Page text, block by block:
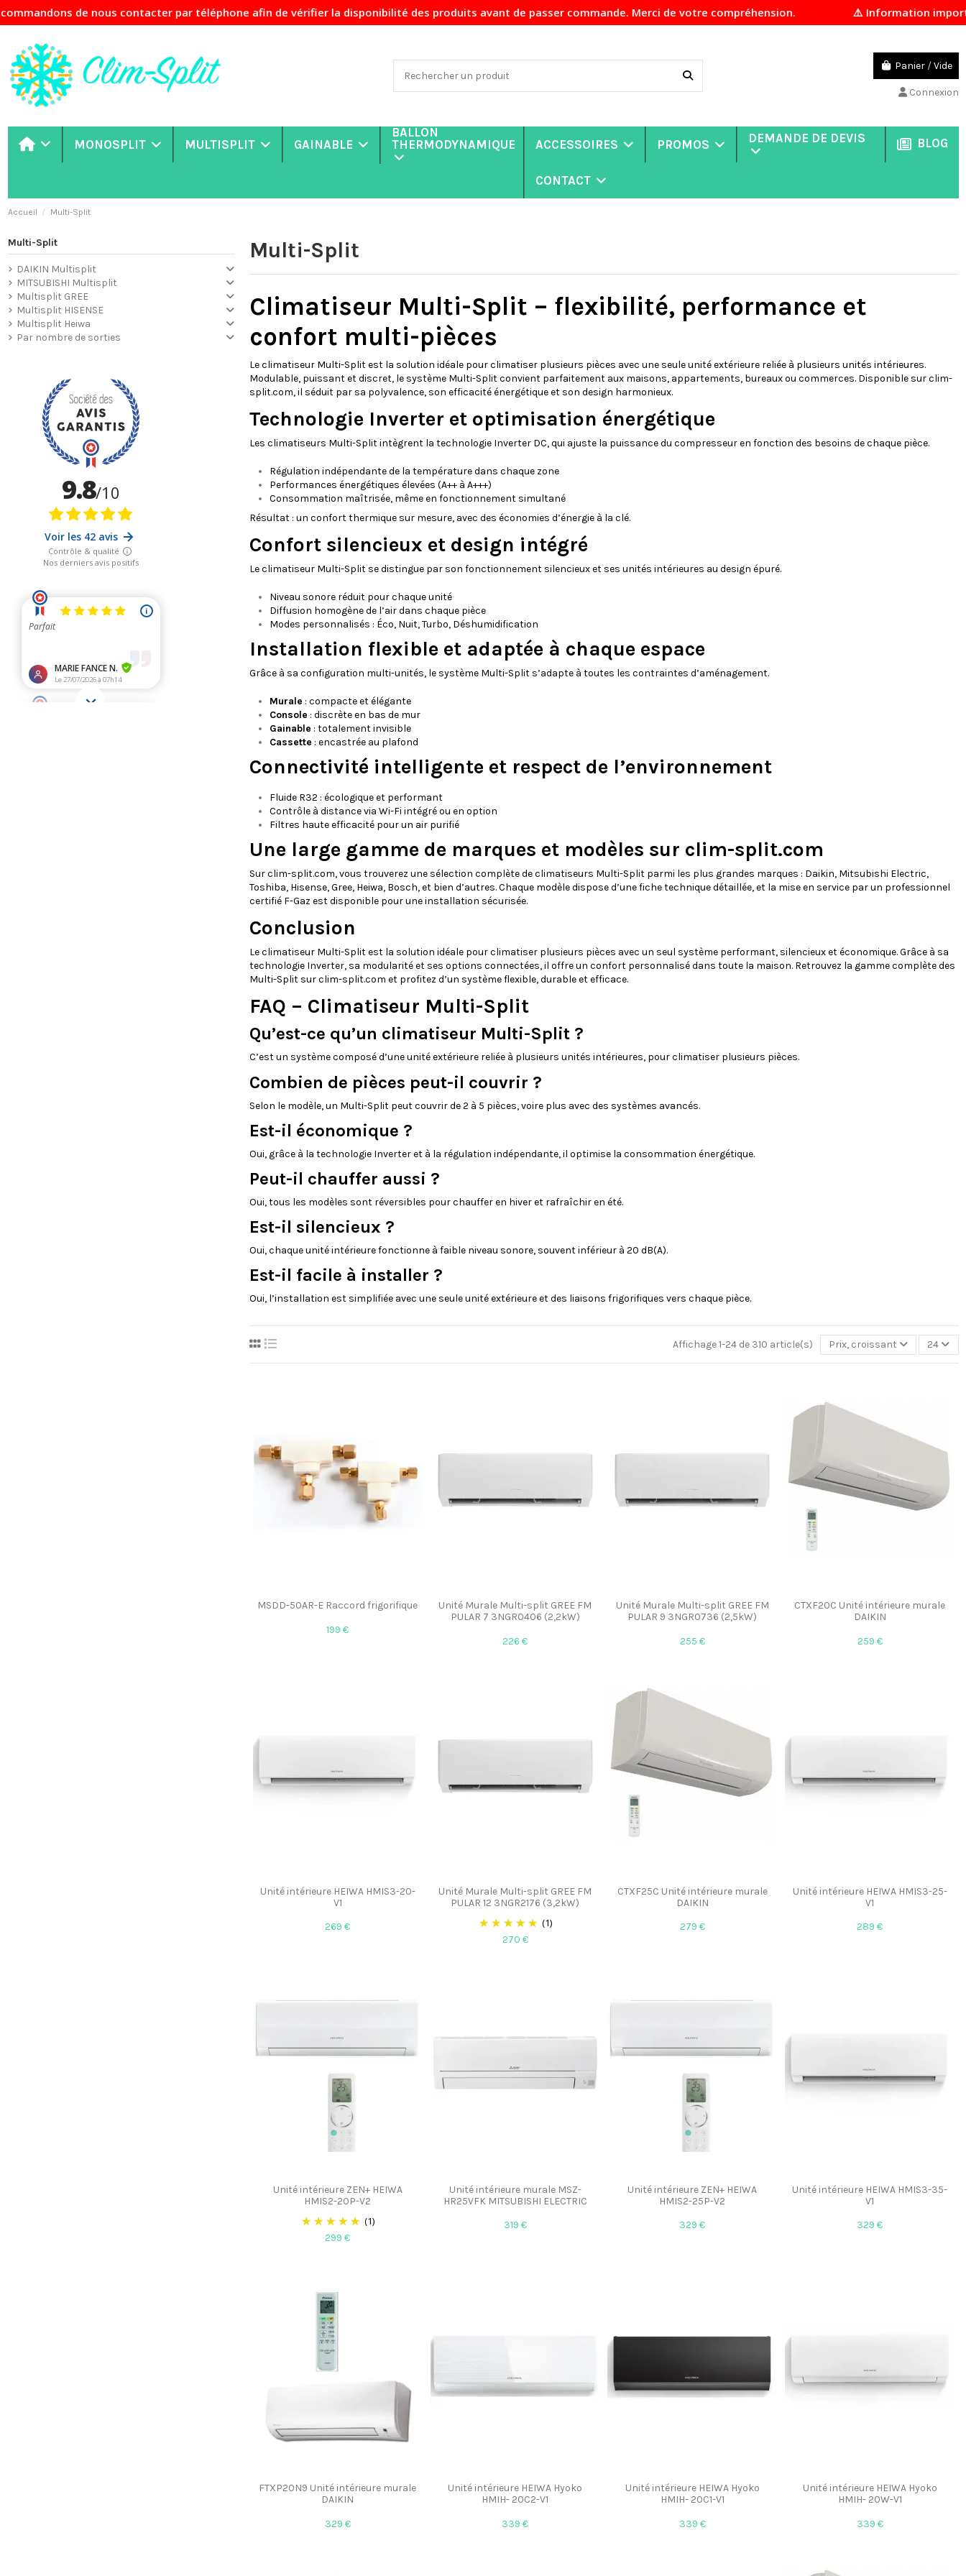
nous contacter par téléphone afin de vérifier la disponibilité des produits avant de passer commande. Merci de votre compréhension. ⚠️ Information importante En
Panier /Vide
Connexion
MONOSPLIT MULTISPLIT GAINABLE
BALLON
THERMODYNAMIQUE
ACCESSOIRES PROMOS DEMANDE DE DEVIS BLOG
CONTACT
Accueil Multi-Split
Multi-Split
Climatiseur Multi-Split – flexibilité, performance et
confort multi-pièces
Le climatiseur Multi-Split est la solution idéale pour climatiser plusieurs pièces avec une seule unité extérieure reliée à plusieurs unités intérieures.
Modulable, puissant et discret, le système Multi-Split convient parfaitement aux maisons, appartements, bureaux ou commerces. Disponible sur clim-
split.com, il séduit par sa polyvalence, son efficacité énergétique et son design harmonieux.
Technologie Inverter et optimisation énergétique
Les climatiseurs Multi-Split intègrent la technologie Inverter DC, qui ajuste la puissance du compresseur en fonction des besoins de chaque pièce.
Régulation indépendante de la température dans chaque zone
Performances énergétiques élevées (A++ à A+++)
Consommation maîtrisée, même en fonctionnement simultané
Résultat : un confort thermique sur mesure, avec des économies d’énergie à la clé.
Confort silencieux et design intégré
Le climatiseur Multi-Split se distingue par son fonctionnement silencieux et ses unités intérieures au design épuré.
Niveau sonore réduit pour chaque unité
Diffusion homogène de l’air dans chaque pièce
Modes personnalisés : Éco, Nuit, Turbo, Déshumidification
Installation flexible et adaptée à chaque espace
Grâce à sa configuration multi-unités, le système Multi-Split s’adapte à toutes les contraintes d’aménagement.
Murale : compacte et élégante
Console : discrète en bas de mur
Gainable : totalement invisible
Cassette : encastrée au plafond
Connectivité intelligente et respect de l’environnement
Fluide R32 : écologique et performant
Contrôle à distance via Wi-Fi intégré ou en option
Filtres haute efficacité pour un air purifié
Une large gamme de marques et modèles sur clim-split.com
Sur clim-split.com, vous trouverez une sélection complète de climatiseurs Multi-Split parmi les plus grandes marques : Daikin, Mitsubishi Electric,
Toshiba, Hisense, Gree, Heiwa, Bosch, et bien d’autres. Chaque modèle dispose d’une fiche technique détaillée, et la mise en service par un professionnel
certifié F-Gaz est disponible pour une installation sécurisée.
Conclusion
Le climatiseur Multi-Split est la solution idéale pour climatiser plusieurs pièces avec un seul système performant, silencieux et économique. Grâce à sa
technologie Inverter, sa modularité et ses options connectées, il offre un confort personnalisé dans toute la maison. Retrouvez la gamme complète des
Multi-Split sur clim-split.com et profitez d’un système flexible, durable et efficace.
FAQ – Climatiseur Multi-Split
Qu’est-ce qu’un climatiseur Multi-Split ?
C’est un système composé d’une unité extérieure reliée à plusieurs unités intérieures, pour climatiser plusieurs pièces.
Combien de pièces peut-il couvrir ?
Selon le modèle, un Multi-Split peut couvrir de 2 à 5 pièces, voire plus avec des systèmes avancés.
Est-il économique ?
Oui, grâce à la technologie Inverter et à la régulation indépendante, il optimise la consommation énergétique.
Peut-il chauffer aussi ?
Oui, tous les modèles sont réversibles pour chauffer en hiver et rafraîchir en été.
Est-il silencieux ?
Oui, chaque unité intérieure fonctionne à faible niveau sonore, souvent inférieur à 20 dB(A).
Est-il facile à installer ?
Oui, l’installation est simplifiée avec une seule unité extérieure et des liaisons frigorifiques vers chaque pièce.
Affichage 1-24 de 310 article(s) Prix, croissant 24
MSDD-50AR-E Raccord frigorifique
199 €
Unité Murale Multi-split GREE FM
PULAR 7 3NGR0406 (2,2kW)
226 €
Unité Murale Multi-split GREE FM
PULAR 9 3NGR0736 (2,5kW)
255 €
CTXF20C Unité intérieure murale
DAIKIN
259 €
Unité intérieure HEIWA HMIS3-20-
V1
269 €
Unité Murale Multi-split GREE FM
PULAR 12 3NGR2176 (3,2kW)
(1)
270 €
CTXF25C Unité intérieure murale
DAIKIN
279 €
Unité intérieure HEIWA HMIS3-25-
V1
289 €
Unité intérieure ZEN+ HEIWA
HMIS2-20P-V2
(1)
299 €
Unité intérieure murale MSZ-
HR25VFK MITSUBISHI ELECTRIC
319 €
Unité intérieure ZEN+ HEIWA
HMIS2-25P-V2
329 €
Unité intérieure HEIWA HMIS3-35-
V1
329 €
FTXP20N9 Unité intérieure murale
DAIKIN
329 €
Unité intérieure HEIWA Hyoko
HMIH- 20C2-V1
339 €
Unité intérieure HEIWA Hyoko
HMIH- 20C1-V1
339 €
Unité intérieure HEIWA Hyoko
HMIH- 20W-V1
339 €
Multi-Split
DAIKIN Multisplit
MITSUBISHI Multisplit
Multisplit GREE
Multisplit HISENSE
Multisplit Heiwa
Par nombre de sorties